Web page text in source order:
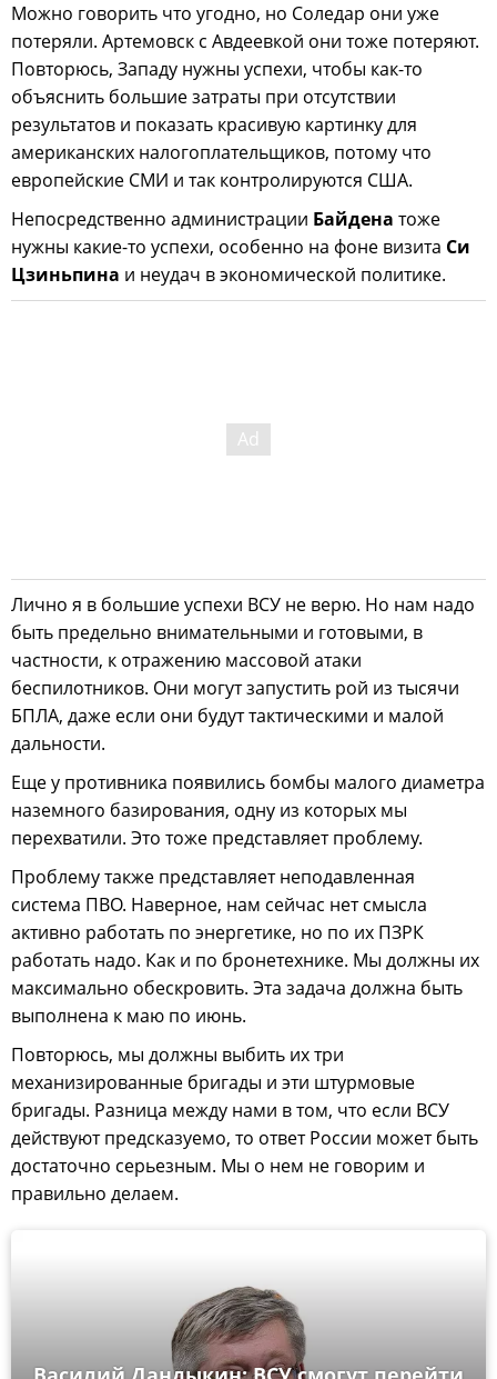
Можно говорить что угодно, но Соледар они уже
потеряли. Артемовск с Авдеевкой они тоже потеряют.
Повторюсь, Западу нужны успехи, чтобы как-то
объяснить большие затраты при отсутствии
результатов и показать красивую картинку для
американских налогоплательщиков, потому что
европейские СМИ и так контролируются США.
Непосредственно администрации Байдена тоже
нужны какие-то успехи, особенно на фоне визита Си
Цзиньпина и неудач в экономической политике.
Лично я в большие успехи ВСУ не верю. Но нам надо
быть предельно внимательными и готовыми, в
частности, к отражению массовой атаки
беспилотников. Они могут запустить рой из тысячи
БПЛА, даже если они будут тактическими и малой
дальности.
Еще у противника появились бомбы малого диаметра
наземного базирования, одну из которых мы
перехватили. Это тоже представляет проблему.
Проблему также представляет неподавленная
система ПВО. Наверное, нам сейчас нет смысла
активно работать по энергетике, но по их ПЗРК
работать надо. Как и по бронетехнике. Мы должны их
максимально обескровить. Эта задача должна быть
выполнена к маю по июнь.
Повторюсь, мы должны выбить их три
механизированные бригады и эти штурмовые
бригады. Разница между нами в том, что если ВСУ
действуют предсказуемо, то ответ России может быть
достаточно серьезным. Мы о нем не говорим и
правильно делаем.